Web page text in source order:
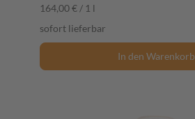
164,00 € / 1 l
sofort lieferbar
In den Warenkorb